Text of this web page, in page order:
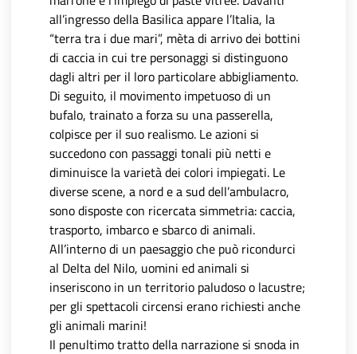
all’ingresso della Basilica appare l’Italia, la
“terra tra i due mari”, mèta di arrivo dei bottini
di caccia in cui tre personaggi si distinguono
dagli altri per il loro particolare abbigliamento.
Di seguito, il movimento impetuoso di un
bufalo, trainato a forza su una passerella,
colpisce per il suo realismo. Le azioni si
succedono con passaggi tonali più netti e
diminuisce la varietà dei colori impiegati. Le
diverse scene, a nord e a sud dell’ambulacro,
sono disposte con ricercata simmetria: caccia,
trasporto, imbarco e sbarco di animali.
All’interno di un paesaggio che può ricondurci
al Delta del Nilo, uomini ed animali si
inseriscono in un territorio paludoso o lacustre;
per gli spettacoli circensi erano richiesti anche
gli animali marini!
Il penultimo tratto della narrazione si snoda in